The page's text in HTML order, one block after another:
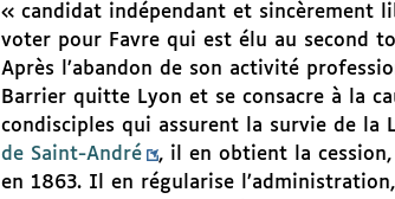
« candidat indépendant et sincèrement
voter pour Favre qui est élu au second
Après l’abandon de son activité
Barrier quitte Lyon et se consacre à la
condisciples qui assurent la survie de la
de Saint-André
, il en obtient la
en 1863. Il en régularise